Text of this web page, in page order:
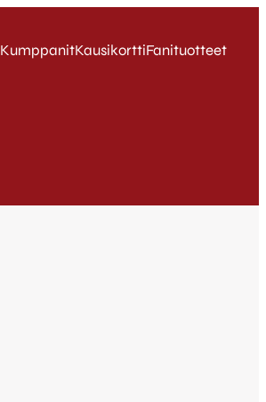
KumppanitKausikorttiFanituotteet